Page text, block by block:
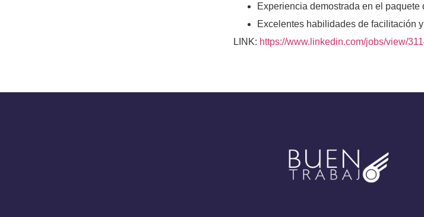
Experiencia demostrada en el
Excelentes habilidades de facilitación
LINK: https://www.linkedin.com/jobs/view/